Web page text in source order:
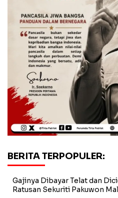
BERITA TERPOPULER:
Gajinya Dibayar Telat dan
Ratusan Sekuriti Pakuwon